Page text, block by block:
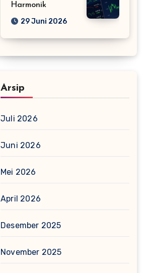
Harmonik
29 Juni 2026
Arsip
Juli 2026
Juni 2026
Mei 2026
April 2026
Desember 2025
November 2025